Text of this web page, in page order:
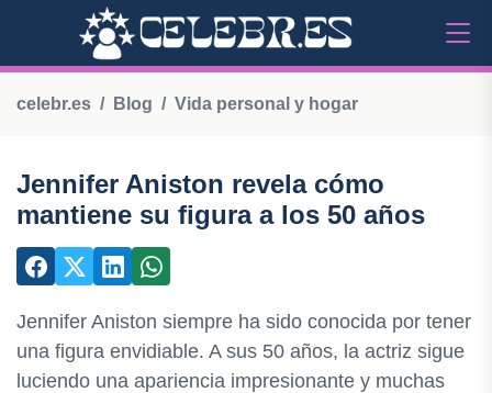
celebr.es Blog Vida personal y hogar
Jennifer Aniston revela cómo
mantiene su figura a los 50 años
Jennifer Aniston siempre ha sido conocida por tener
una figura envidiable. A sus 50 años, la actriz sigue
luciendo una apariencia impresionante y muchas